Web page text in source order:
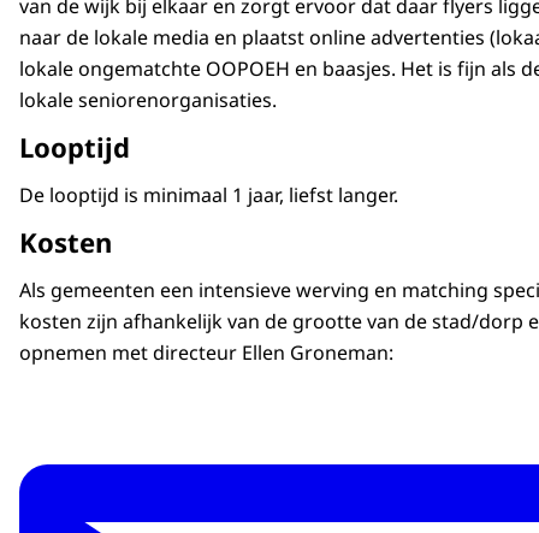
van de wijk bij elkaar en zorgt ervoor dat daar flyers
naar de lokale media en plaatst online advertenties
lokale ongematchte OOPOEH en baasjes. Het is fijn
lokale seniorenorganisaties.
Looptijd
De looptijd is minimaal 1 jaar, liefst langer.
Kosten
Als gemeenten een intensieve werving en matching
kosten zijn afhankelijk van de grootte van de stad/dorp
opnemen met directeur Ellen Groneman: